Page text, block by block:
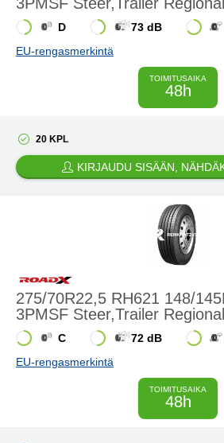
D 73 dB
EU-rengasmerkintä
TOIMITUSAIKA
48h
20 KPL
KIRJAUDU SISÄÄN,
275/70R22,5 RH621 148/
3PMSF Steer,Trailer
C 72 dB
EU-rengasmerkintä
TOIMITUSAIKA
48h